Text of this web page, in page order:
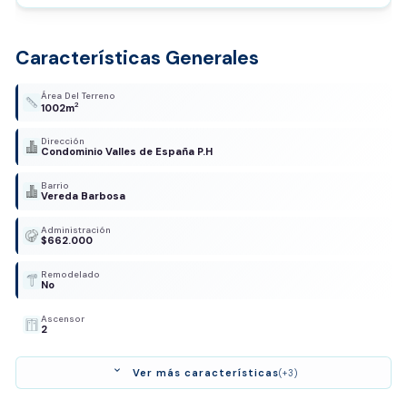
Características Generales
Área Del Terreno
1002m2
Dirección
Condominio Valles de España P.H
Barrio
Vereda Barbosa
Administración
$662.000
Remodelado
No
Ascensor
2
expand_more Ver más características(+3)